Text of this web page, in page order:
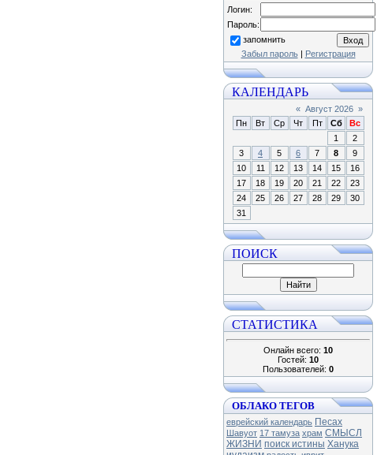
Логин:
Пароль:
запомнить
Забыл пароль| Регистрация
КАЛЕНДАРЬ
« Август 2026 »
Пн
Вт Ср Чт Пт Сб
Вс
1
2
3
4 5 6 7 8
9
10
11 12 13 14 15
16
17
18 19 20 21 22
23
24
25 26 27 28 29
30
31
ПОИСК
СТАТИСТИКА
Онлайн всего: 10
Гостей: 10
Пользователей: 0
ОБЛАКО ТЕГОВ
еврейский календарь Песах
Шавуот 17 тамуза храм СМЫСЛ
ЖИЗНИ поиск истины Ханука